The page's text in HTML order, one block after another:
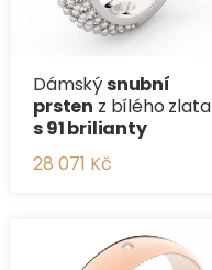
Dámskýsnubní
prsten z bílého zlata
s 91 brilianty
28 071 Kč